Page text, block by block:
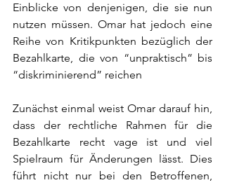
Einblicke von denjenigen, die sie nun
nutzen müssen. Omar hat jedoch eine
Reihe von Kritikpunkten bezüglich der
Bezahlkarte, die von “unpraktisch” bis
“diskriminierend” reichen
Zunächst einmal weist Omar darauf hin,
dass der rechtliche Rahmen für die
Bezahlkarte recht vage ist und viel
Spielraum für Änderungen lässt. Dies
führt nicht nur bei den Betroffenen,